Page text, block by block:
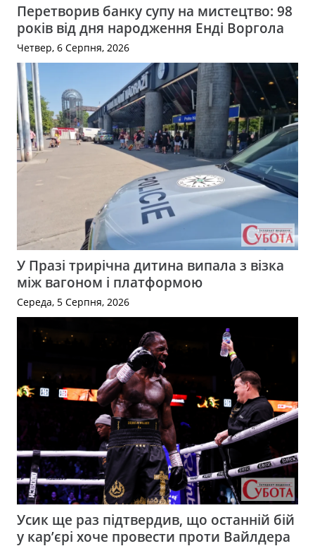
Перетворив банку супу на мистецтво: 98
років від дня народження Енді Воргола
Четвер, 6 Серпня, 2026
У Празі трирічна дитина випала з візка
між вагоном і платформою
Середа, 5 Серпня, 2026
Усик ще раз підтвердив, що останній бій
у кар’єрі хоче провести проти Вайлдера